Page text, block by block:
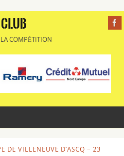
COMPÉTITION
DE VILLENEUVE D’ASCQ – 23